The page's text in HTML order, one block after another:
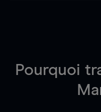
Pourquoi